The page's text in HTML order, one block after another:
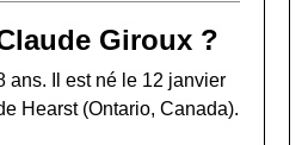
Giroux ?
ans. Il est né le 12 janvier
Hearst (Ontario, Canada).